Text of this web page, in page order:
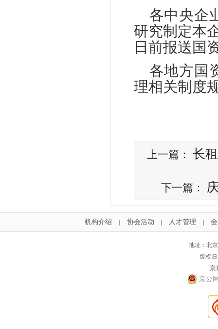
各中央企
研究制定本
日前报送国
各地方国
理相关制度
上一篇： 长
下一篇：
机构介绍 协会活动 人才管理
地址：北
版权
京
京公